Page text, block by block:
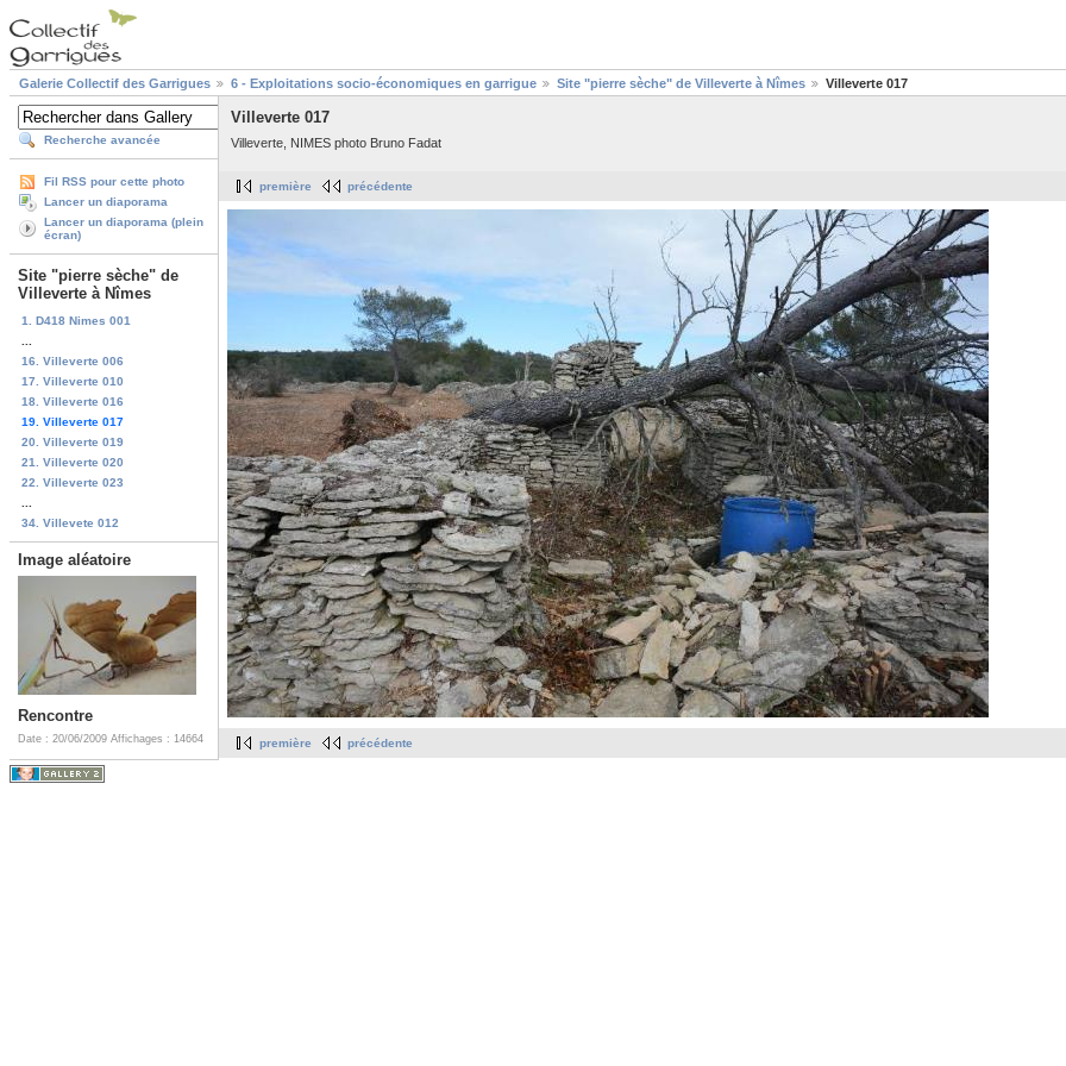
Galerie Collectif des Garrigues 6 - Exploitations socio-économiques en garrigue Site "pierre sèche" de Villeverte à Nîmes Villeverte 017
Recherche avancée
Fil RSS pour cette photo
Lancer un diaporama
Lancer un diaporama (plein
écran)
Site "pierre sèche" de
Villeverte à Nîmes
1. D418 Nimes 001
16. Villeverte 006
17. Villeverte 010
18. Villeverte 016
19. Villeverte 017
20. Villeverte 019
21. Villeverte 020
22. Villeverte 023
34. Villevete 012
Image aléatoire
Rencontre
Date : 20/06/2009 Affichages : 14664
Villeverte 017
Villeverte, NIMES photo Bruno Fadat
première précédente
première précédente